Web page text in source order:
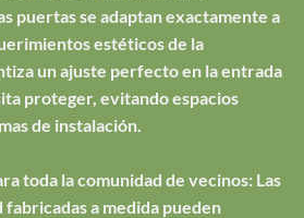
puertas se adaptan exactamente a
estéticos de la
un ajuste perfecto en la entrada
proteger, evitando espacios
de instalación.
toda la comunidad de vecinos: Las
a medida pueden